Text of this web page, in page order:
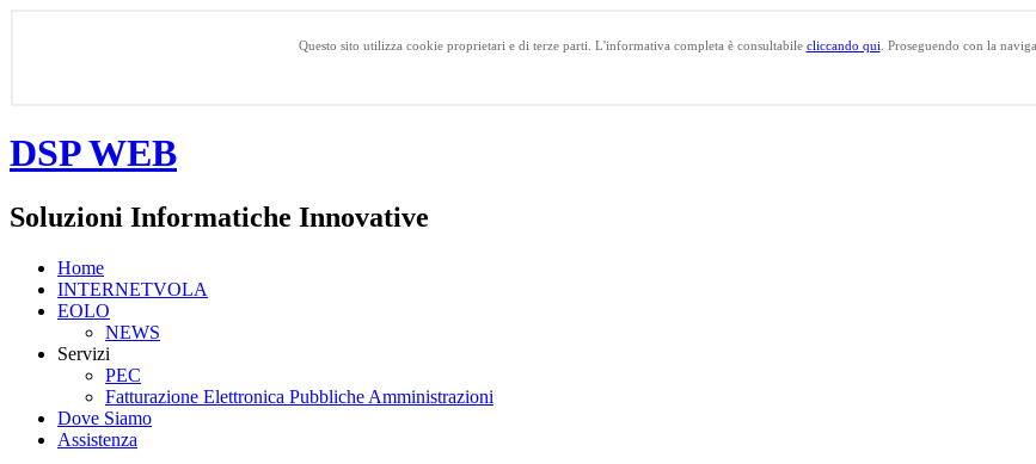
Questo sito utilizza cookie proprietari e di terze parti. L'informativa completa è consultabile cliccando qui . Proseguendo con la
DSP WEB
Soluzioni Informatiche Innovative
Home
INTERNETVOLA
EOLO
NEWS
Servizi
PEC
Fatturazione Elettronica Pubbliche Amministrazioni
Dove Siamo
Assistenza